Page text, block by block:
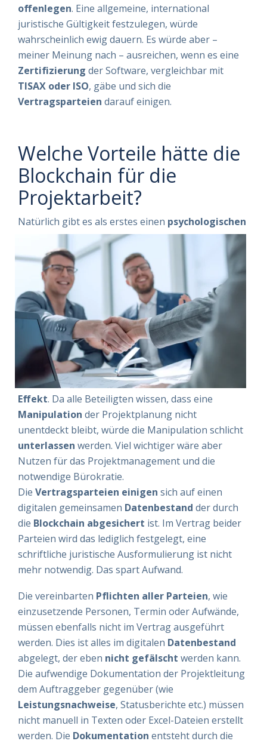
offenlegen. Eine allgemeine, international
juristische Gültigkeit festzulegen, würde
wahrscheinlich ewig dauern. Es würde aber –
meiner Meinung nach – ausreichen, wenn es eine
Zertifizierung der Software, vergleichbar mit
TISAX oder ISO, gäbe und sich die
Vertragsparteien darauf einigen.
Welche Vorteile hätte die
Blockchain für die
Projektarbeit?
Natürlich gibt es als erstes einen psychologischen
Effekt. Da alle Beteiligten wissen, dass eine
Manipulation der Projektplanung nicht
unentdeckt bleibt, würde die Manipulation schlicht
unterlassen werden. Viel wichtiger wäre aber
Nutzen für das Projektmanagement und die
notwendige Bürokratie.
Die Vertragsparteien einigen sich auf einen
digitalen gemeinsamen Datenbestand der durch
die Blockchain abgesichert ist. Im Vertrag beider
Parteien wird das lediglich festgelegt, eine
schriftliche juristische Ausformulierung ist nicht
mehr notwendig. Das spart Aufwand.
Die vereinbarten Pflichten aller Parteien, wie
einzusetzende Personen, Termin oder Aufwände,
müssen ebenfalls nicht im Vertrag ausgeführt
werden. Dies ist alles im digitalen Datenbestand
abgelegt, der eben nicht gefälscht werden kann.
Die aufwendige Dokumentation der Projektleitung
dem Auftraggeber gegenüber (wie
Leistungsnachweise, Statusberichte etc.) müssen
nicht manuell in Texten oder Excel-Dateien erstellt
werden. Die Dokumentation entsteht durch die